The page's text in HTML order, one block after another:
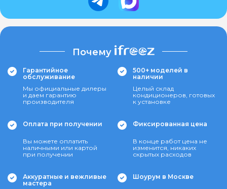
Почему
Гарантийное
обслуживание
Мы официальные дилеры
и даем гарантию
производителя
500+ моделей в
наличии
Целый склад
кондиционеров, готовых
к установке
Оплата при получении
Вы можете оплатить
наличными или картой
при получении
Фиксированная цена
В конце работ цена не
изменится, никаких
скрытых расходов
Аккуратные и вежливые
мастера
Шоурум в Москве